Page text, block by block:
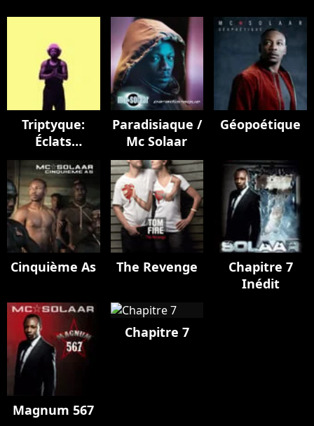
Triptyque:
Éclats
cosmiques
Paradisiaque /
Mc Solaar
Géopoétique
Cinquième As The Revenge
Chapitre 7
Inédit
Magnum 567
Chapitre 7